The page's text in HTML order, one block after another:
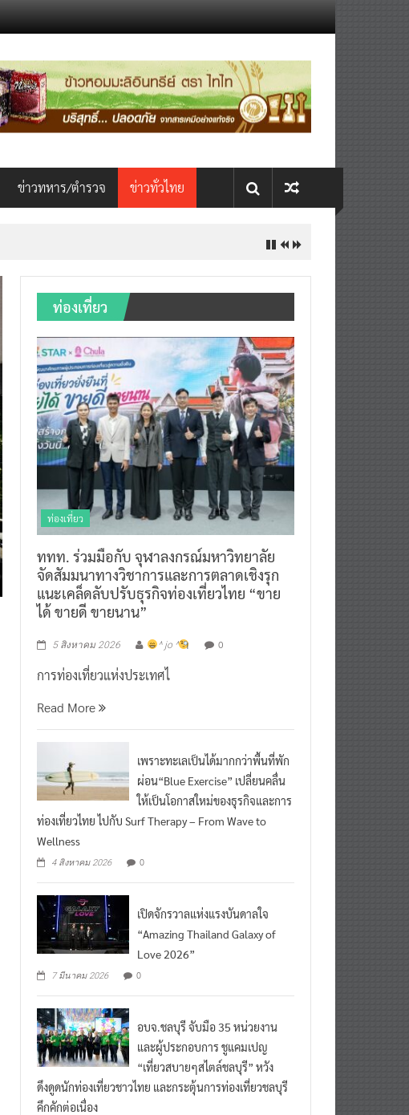
ข่าวทหาร/ตำรวจ ข่าวทั่วไทย
ท่องเที่ยว
ท่องเที่ยว
ททท. ร่วมมือกับ จุฬาลงกรณ์มหาวิทยาลัย
จัดสัมมนาทางวิชาการและการตลาดเชิงรุก
แนะเคล็ดลับปรับธุรกิจท่องเที่ยวไทย “ขาย
ได้ ขายดี ขายนาน”
5 สิงหาคม 2026 ^ jo ^ 0
การท่องเที่ยวแห่งประเทศไ
Read More
เพราะทะเลเป็นได้มากกว่าพื้นที่พัก
ผ่อน“Blue Exercise” เปลี่ยนคลื่น
ให้เป็นโอกาสใหม่ของธุรกิจและการ
ท่องเที่ยวไทย ไปกับ Surf Therapy – From Wave to
Wellness
4 สิงหาคม 2026 0
เปิดจักรวาลแห่งแรงบันดาลใจ
“Amazing Thailand Galaxy of
Love 2026”
7 มีนาคม 2026 0
อบจ.ชลบุรี จับมือ 35 หน่วยงาน
และผู้ประกอบการ ชูแคมเปญ
“เที่ยวสบายๆสไตล์ชลบุรี” หวัง
ดึงดูดนักท่องเที่ยวชาวไทย และกระตุ้นการท่องเที่ยวชลบุรี
คึกคักต่อเนื่อง